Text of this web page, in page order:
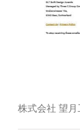
株式会社 望